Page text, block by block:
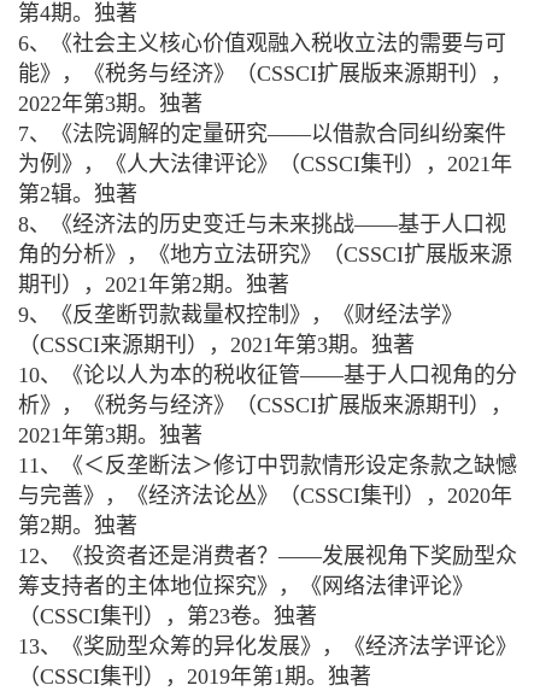
第4期。独著
6、《社会主义核心价值观融入税收立法的需要与可
能》，《税务与经济》（CSSCI扩展版来源期刊），
2022年第3期。独著
7、《法院调解的定量研究——以借款合同纠纷案件
为例》，《人大法律评论》（CSSCI集刊），2021年
第2辑。独著
8、《经济法的历史变迁与未来挑战——基于人口视
角的分析》，《地方立法研究》（CSSCI扩展版来源
期刊），2021年第2期。独著
9、《反垄断罚款裁量权控制》，《财经法学》
（CSSCI来源期刊），2021年第3期。独著
10、《论以人为本的税收征管——基于人口视角的分
析》，《税务与经济》（CSSCI扩展版来源期刊），
2021年第3期。独著
11、《＜反垄断法＞修订中罚款情形设定条款之缺憾
与完善》，《经济法论丛》（CSSCI集刊），2020年
第2期。独著
12、《投资者还是消费者？——发展视角下奖励型众
筹支持者的主体地位探究》，《网络法律评论》
（CSSCI集刊），第23卷。独著
13、《奖励型众筹的异化发展》，《经济法学评论》
（CSSCI集刊），2019年第1期。独著